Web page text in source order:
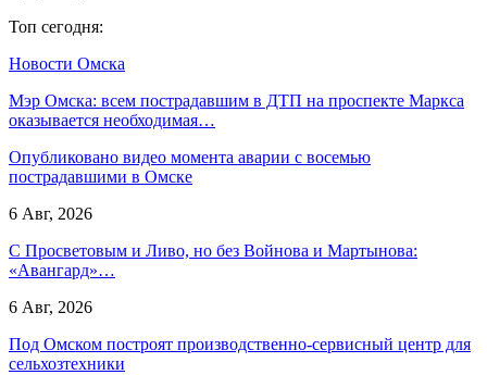
Топ сегодня:
Новости Омска
Мэр Омска: всем пострадавшим в ДТП на проспекте Маркса
оказывается необходимая…
Опубликовано видео момента аварии с восемью
пострадавшими в Омске
6 Авг, 2026
С Просветовым и Ливо, но без Войнова и Мартынова:
«Авангард»…
6 Авг, 2026
Под Омском построят производственно-сервисный центр для
сельхозтехники